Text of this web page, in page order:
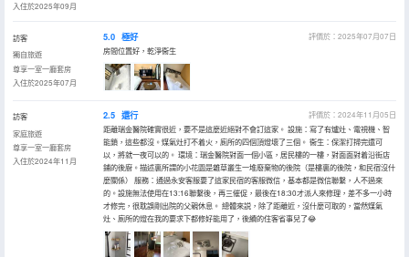
入住於2025年09月
訪客
獨自旅遊
尊享一室一廳套房
入住於2025年07月
5.0 極好
評價於：2025年07月07日
房間位置好，乾淨衞生
訪客
家庭旅遊
尊享一室一廳套房
入住於2024年11月
2.5 還行
評價於：2024年11月05日
距離瑞金醫院確實很近，要不是這麼近絕對不會訂這家。 設施：寫了有爐灶、電視機、智
能鎖，這些都沒。煤氣灶打不着火，廁所的四個頂燈壞了三個。 衞生：保潔打掃完還可
以，將就一夜可以的。 環境：瑞金醫院對面一個小區，居民樓的一樓，對面面對着沿街店
鋪的後廚。描述裏所謂的小花園是雜草叢生一堆廢棄物的後院（是樓裏的後院，和民宿沒什
麼關係） 服務：通過永安客服要了這家民宿的客服微信，基本都是微信聯繫，人不過來
的。設施無法使用在13:16聯繫後，再三催促，最後在18:30才派人來修理，差不多一小時
才修完，很耽誤剛出院的父親休息。 總體來説，除了距離近，沒什麼可取的，當然煤氣
灶、廁所的燈在我的要求下都修好能用了，後續的住客省事兒了😂